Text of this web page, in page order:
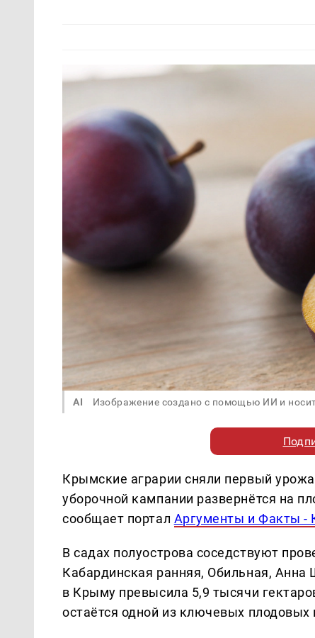
AI Изображение создано с помощью ИИ и
Крымские аграрии сняли первый
уборочной кампании развернётся на
сообщает портал Аргументы и Факты -
В садах полуострова соседствуют
Кабардинская ранняя, Обильная,
в Крыму превысила 5,9 тысячи
остаётся одной из ключевых плодовых